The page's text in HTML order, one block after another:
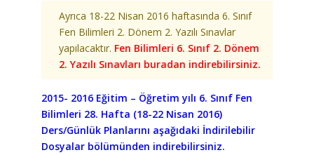
Ayrıca 18-22 Nisan 2016 haftasında 6. Sınıf
Fen Bilimleri 2. Dönem 2. Yazılı Sınavlar
yapılacaktır. Fen Bilimleri 6. Sınıf 2. Dönem
2. Yazılı Sınavları buradan indirebilirsiniz.
2015- 2016 Eğitim – Öğretim yılı 6. Sınıf Fen
Bilimleri 28. Hafta (18-22 Nisan 2016)
Ders/Günlük Planlarını aşağıdaki İndirilebilir
Dosyalar bölümünden indirebilirsiniz.